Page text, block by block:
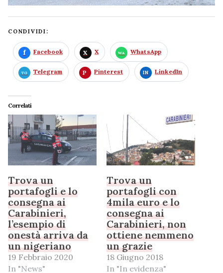
CONDIVIDI:
Facebook X WhatsApp
Telegram Pinterest LinkedIn
Correlati
Trova un
portafogli e lo
consegna ai
Carabinieri,
l’esempio di
onestà arriva da
un nigeriano
19 Febbraio 2020
In "News"
Trova un
portafogli con
4mila euro e lo
consegna ai
Carabinieri, non
ottiene nemmeno
un grazie
18 Giugno 2018
In "In evidenza"